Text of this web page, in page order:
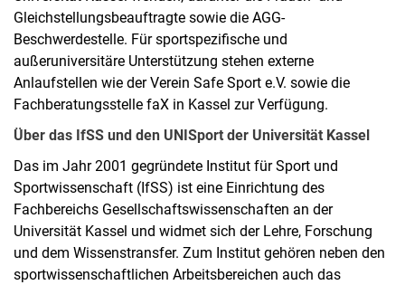
Gleichstellungsbeauftragte sowie die AGG-
Beschwerdestelle. Für sportspezifische und
außeruniversitäre Unterstützung stehen externe
Anlaufstellen wie der Verein Safe Sport e.V. sowie die
Fachberatungsstelle faX in Kassel zur Verfügung.
Über das IfSS und den UNISport der Universität Kassel
Das im Jahr 2001 gegründete Institut für Sport und
Sportwissenschaft (IfSS) ist eine Einrichtung des
Fachbereichs Gesellschaftswissenschaften an der
Universität Kassel und widmet sich der Lehre, Forschung
und dem Wissenstransfer. Zum Institut gehören neben den
sportwissenschaftlichen Arbeitsbereichen auch das